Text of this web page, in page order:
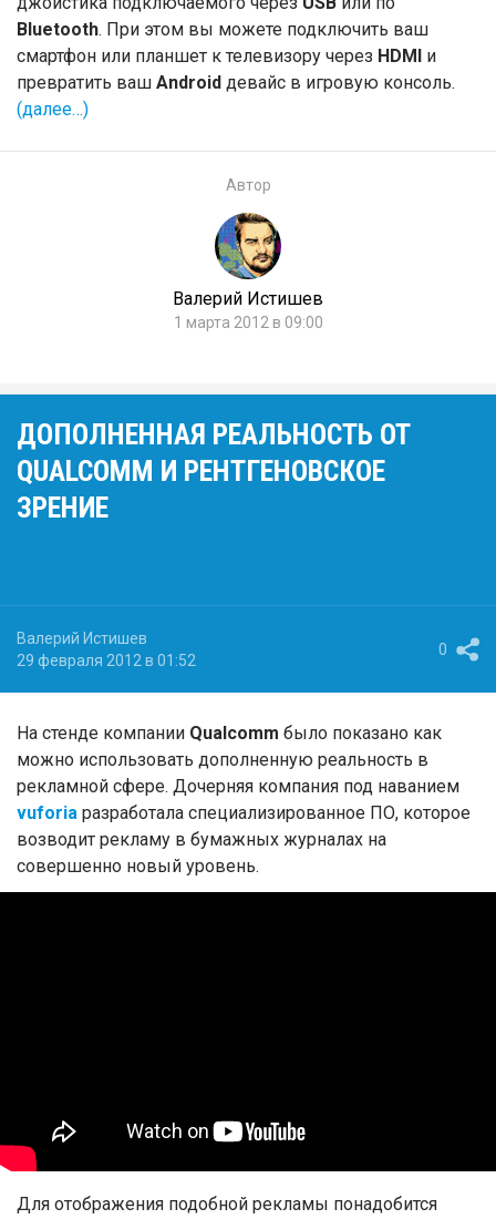
Bluetooth. При этом вы можете подключить ваш
смартфон или планшет к телевизору через HDMI и
превратить ваш Android девайс в игровую консоль.
(далее…)
Автор
Валерий Истишев
1 марта 2012 в 09:00
ДОПОЛНЕННАЯ РЕАЛЬНОСТЬ ОТ
QUALCOMM И РЕНТГЕНОВСКОЕ
ЗРЕНИЕ
Валерий Истишев
29 февраля 2012 в 01:52
0
На стенде компании Qualcomm было показано как
можно использовать дополненную реальность в
рекламной сфере. Дочерняя компания под наванием
vuforia разработала специализированное ПО, которое
возводит рекламу в бумажных журналах на
совершенно новый уровень.
Для отображения подобной рекламы понадобится